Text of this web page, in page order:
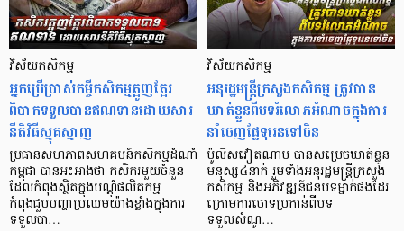
វិស័យកសិកម្ម
អ្នកប្រើប្រាស់កម្ចីកសិកម្មត្អូញត្អែរ
ពិបាកទទួលបានឥណទាន​ដោយសារ
នីតិវិធីស្មុគស្មាញ
ប្រធានសហភាពសហគមន៍កសិកម្មដំណាំ
កម្ពុជា បានអះអាងថា កសិករមួយចំនួន
ដែលកំពុងស្ថិតក្នុងបណ្តុំផលិតកម្ម
កំពុងជួបបញ្ហាប្រឈមយ៉ាងខ្លាំងក្នុងការ
ទទួលបា…
វិស័យកសិកម្ម
អនុរដ្ឋមន្ត្រីក្រសួងកសិកម្ម ត្រូវបាន
ឃាត់ខ្លួនពីបទរំលោភអំណាចក្នុងការ
នាំចេញផ្លែទុរេនទៅចិន
ប៉ូលិសវៀតណាម បានសម្រេចឃាត់ខ្លួន
មនុស្ស៤នាក់ រួមទាំងអនុរដ្ឋមន្ត្រីក្រសួង
កសិកម្ម និងអភិវឌ្ឍន៍ជនបទម្នាក់ផងដែរ
ក្រោមការចោទប្រកាន់ពីបទ
ទទួលសំណូ…